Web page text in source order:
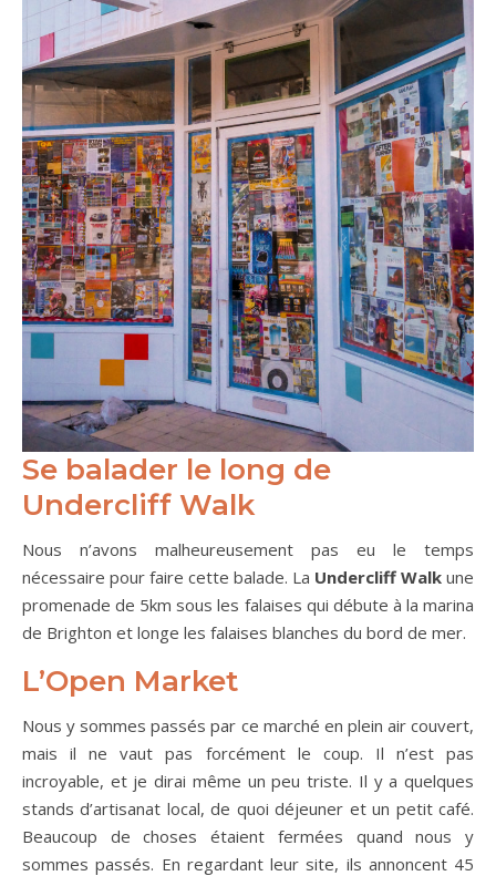
Se balader le long de
Undercliff Walk
Nous n’avons malheureusement pas eu le temps
nécessaire pour faire cette balade. La Undercliff Walk une
promenade de 5km sous les falaises qui débute à la marina
de Brighton et longe les falaises blanches du bord de mer.
L’Open Market
Nous y sommes passés par ce marché en plein air couvert,
mais il ne vaut pas forcément le coup. Il n’est pas
incroyable, et je dirai même un peu triste. Il y a quelques
stands d’artisanat local, de quoi déjeuner et un petit café.
Beaucoup de choses étaient fermées quand nous y
sommes passés. En regardant leur site, ils annoncent 45